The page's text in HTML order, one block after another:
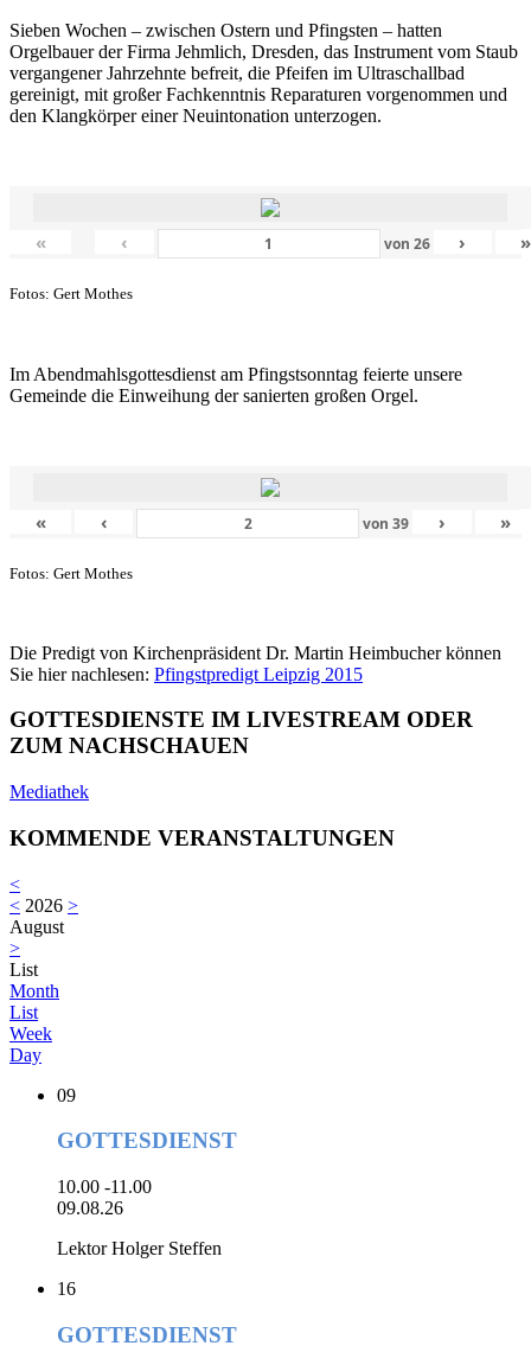
Sieben Wochen – zwischen Ostern und Pfingsten – hatten
Orgelbauer der Firma Jehmlich, Dresden, das Instrument vom Staub
vergangener Jahrzehnte befreit, die Pfeifen im Ultraschallbad
gereinigt, mit großer Fachkenntnis Reparaturen vorgenommen und
den Klangkörper einer Neuintonation unterzogen.
« ‹ von 26 › »
Fotos: Gert Mothes
Im Abendmahlsgottesdienst am Pfingstsonntag feierte unsere
Gemeinde die Einweihung der sanierten großen Orgel.
« ‹ von39 › »
Fotos: Gert Mothes
Die Predigt von Kirchenpräsident Dr. Martin Heimbucher können
Sie hier nachlesen: Pfingstpredigt Leipzig 2015
GOTTESDIENSTE IM LIVESTREAM ODER
ZUM NACHSCHAUEN
Mediathek
KOMMENDE VERANSTALTUNGEN
<
< 2026 >
August
>
List
Month
List
Week
Day
09
GOTTESDIENST
10.00 -11.00
09.08.26
Lektor Holger Steffen
16
GOTTESDIENST